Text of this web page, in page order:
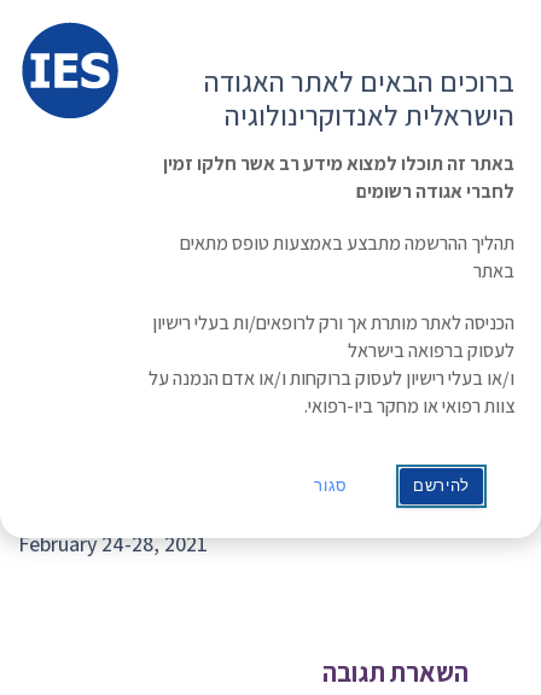
הרשמה ועדכון נתונים
כניסת חברים
ראשי » אירוע »
19th International Congress of Endocrinology
19th International Congress of
תאריך/זמן
24/02/2021 - 28/02/2021
/
0:00
19th International Congress of Endocrinology
February 24-28, 2021
השארת תגובה
ברוכים הבאים לאתר האגודה
הישראלית לאנדוקרינולוגיה
באתר זה תוכלו למצוא מידע רב אשר חלקו זמין
לחברי אגודה רשומים
תהליך ההרשמה מתבצע באמצעות טופס מתאים
באתר
הכניסה לאתר מותרת אך ורק לרופאים/ות בעלי רישיון
לעסוק ברפואה בישראל
ו/או בעלי רישיון לעסוק ברוקחות ו/או אדם הנמנה על
צוות רפואי או מחקר ביו-רפואי.
להירשם סגור